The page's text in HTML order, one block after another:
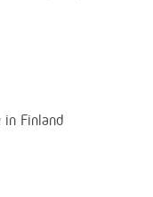
Finland